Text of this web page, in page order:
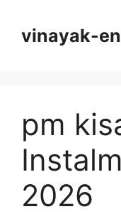
contentvinayak-
pm
2026